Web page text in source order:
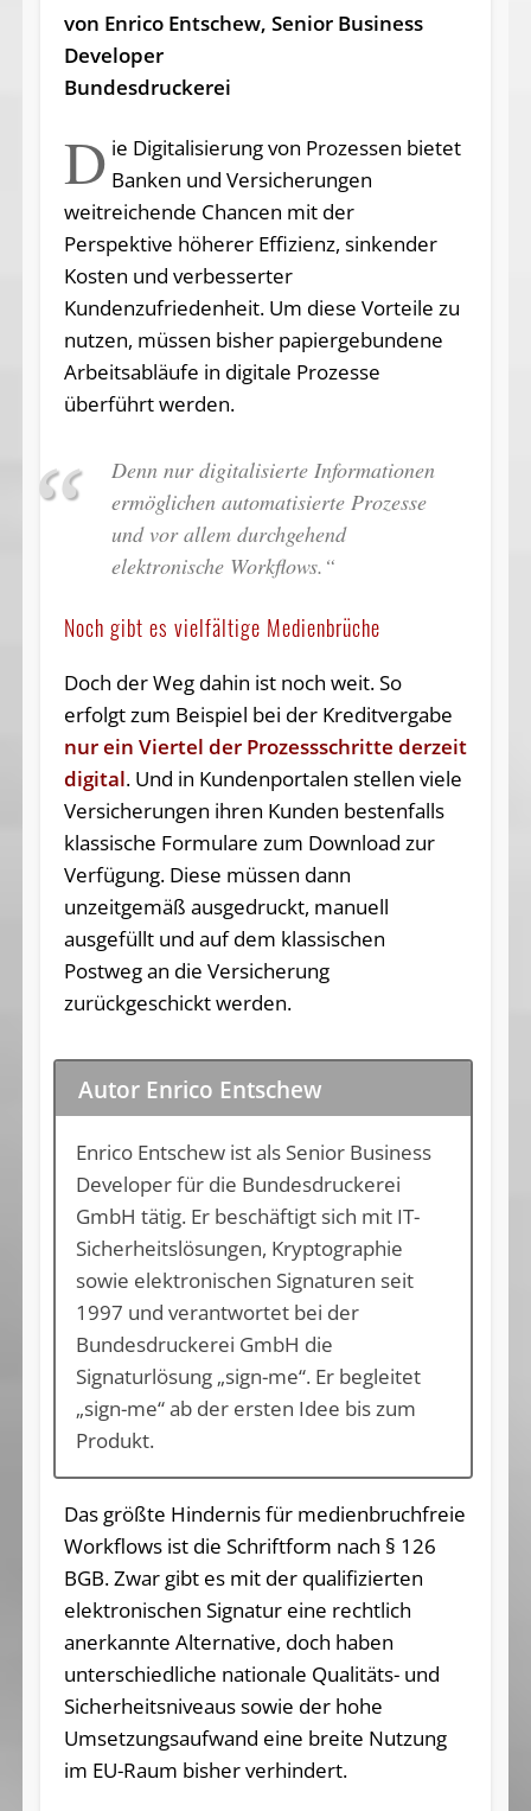
von Enrico Entschew, Senior Business
Developer
Bundesdruckerei
D ie Digitalisierung von Prozessen bietet
Banken und Versicherungen
weitreichende Chancen mit der
Perspektive höherer Effizienz, sinkender
Kosten und verbesserter
Kundenzufriedenheit. Um diese Vorteile zu
nutzen, müssen bisher papiergebundene
Arbeitsabläufe in digitale Prozesse
überführt werden.
Denn nur digitalisierte Informationen
ermöglichen automatisierte Prozesse
und vor allem durchgehend
elektronische Workflows.“
Noch gibt es vielfältige Medienbrüche
Doch der Weg dahin ist noch weit. So
erfolgt zum Beispiel bei der Kreditvergabe
nur ein Viertel der Prozessschritte derzeit
digital. Und in Kundenportalen stellen viele
Versicherungen ihren Kunden bestenfalls
klassische Formulare zum Download zur
Verfügung. Diese müssen dann
unzeitgemäß ausgedruckt, manuell
ausgefüllt und auf dem klassischen
Postweg an die Versicherung
zurückgeschickt werden.
Autor Enrico Entschew
Enrico Entschew ist als Senior Business
Developer für die Bundesdruckerei
GmbH tätig. Er beschäftigt sich mit IT-
Sicherheitslösungen, Kryptographie
sowie elektronischen Signaturen seit
1997 und verantwortet bei der
Bundesdruckerei GmbH die
Signaturlösung „sign-me“. Er begleitet
„sign-me“ ab der ersten Idee bis zum
Produkt.
Das größte Hindernis für medienbruchfreie
Workflows ist die Schriftform nach § 126
BGB. Zwar gibt es mit der qualifizierten
elektronischen Signatur eine rechtlich
anerkannte Alternative, doch haben
unterschiedliche nationale Qualitäts- und
Sicherheitsniveaus sowie der hohe
Umsetzungsaufwand eine breite Nutzung
im EU-Raum bisher verhindert.